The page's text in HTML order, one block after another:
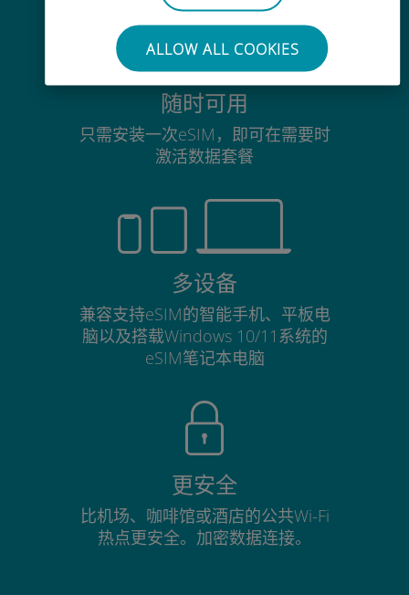
ALLOW ALL COOKIES
随时可用
只需安装一次eSIM，即可在需要时
激活数据套餐
多设备
兼容支持eSIM的智能手机、平板电
脑以及搭载Windows 10/11系统的
eSIM笔记本电脑
更安全
比机场、咖啡馆或酒店的公共Wi-Fi
热点更安全。加密数据连接。